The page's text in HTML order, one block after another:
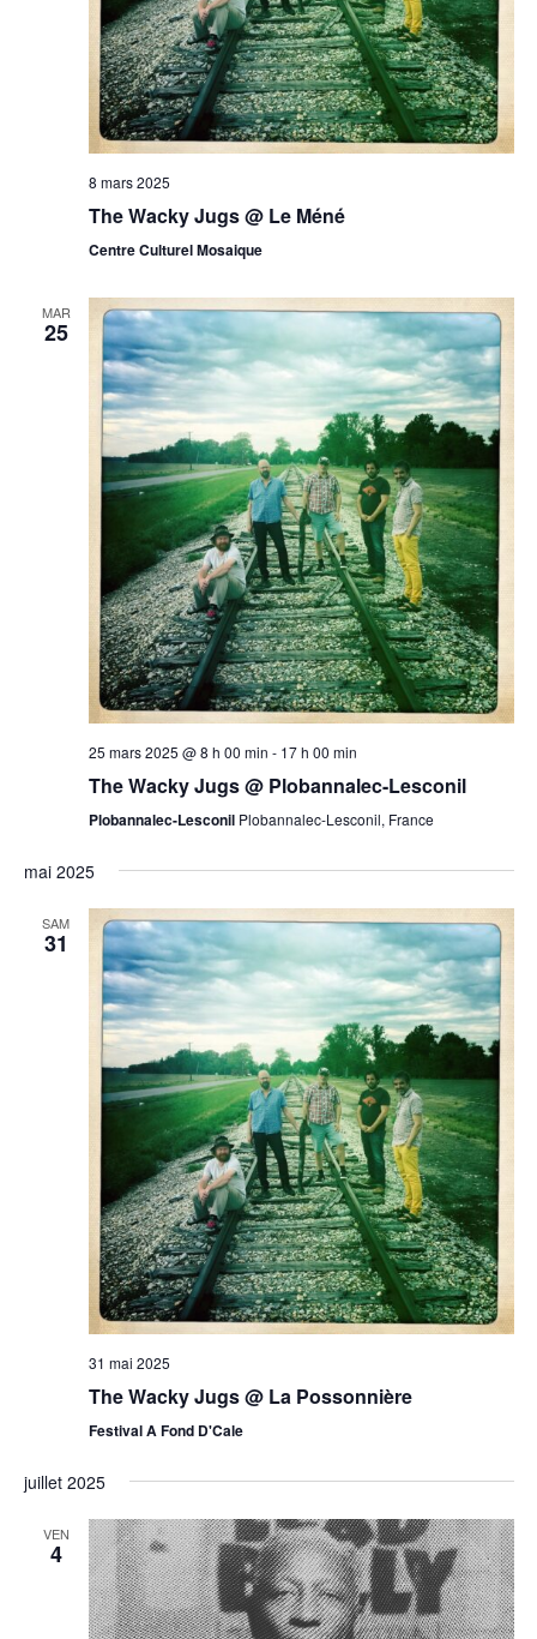
8 mars 2025
The Wacky Jugs @ Le Méné
Centre Culturel Mosaique
MAR
25
25 mars 2025 @ 8 h 00 min - 17 h 00 min
The Wacky Jugs @ Plobannalec-Lesconil
Plobannalec-Lesconil Plobannalec-Lesconil, France
mai 2025
SAM
31
31 mai 2025
The Wacky Jugs @ La Possonnière
Festival A Fond D'Cale
juillet 2025
VEN
4